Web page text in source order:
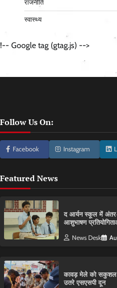
राजनीति
स्वास्थ्य
!-- Google tag (gtag.js) -->
Follow Us On:
Facebook Instagram
Featured News
द आर्यन स्कूल में अंतर-
आशुभाषण
News Desk
कावड़ मेले को सकुशल
उतरे एसएसपी दून